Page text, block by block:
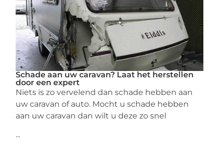
Schade aan uw caravan? Laat het herstellen
door een expert
Niets is zo vervelend dan schade hebben aan
uw caravan of auto. Mocht u schade hebben
aan uw caravan dan wilt u deze zo snel
...